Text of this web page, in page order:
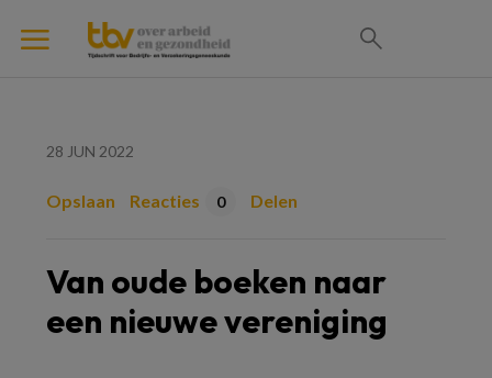
28 JUN 2022
Opslaan Reacties 0 Delen
Van oude boeken naar
een nieuwe vereniging